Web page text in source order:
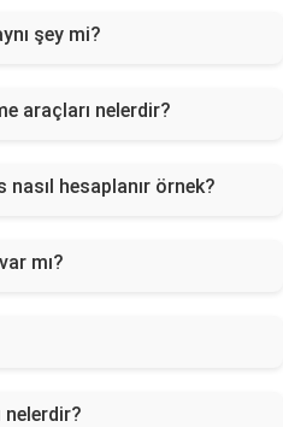
şey mi?
araçları nelerdir?
hesaplanır örnek?
mı?